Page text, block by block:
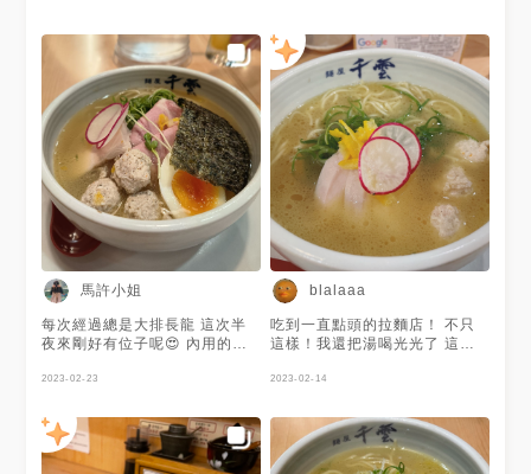
#yummyfood #foodstagram
#instafood #eeeeeats #台北
美食 #波波打卡 #波波發胖 #吃
貨 #吃貨人生 #吃貨日記 #吃貨
女孩 #吃貨日常 #美食
#foodpics #4foodieforfoodie
#taipeifood #foodie
#popdaily #howsayhow
#howsaylove #cafe
#popyummy
#foodphotography
#popyummy台北
#taipeifoodie #drink
#dessert #girlstalk美食
#girltalk打卡 #tagsis
淡一點的口味以免吃不下，不過
事實證明我好像不夠了解自己，
我真的不喜歡柚子🥲而且我好像
真的對雞肉丸子很有意見，原來
純度高(?)的雞絞肉做成丸子會
這麼乾ಥ_ಥ 撇除以上，至少麵
本身會煮得偏硬、叉燒給的蠻大
方看了心情就頗舒爽(而且吃不
出舒肥叉燒的怪味讚讚) 喔btw
碗裡那個叫對切半熟水煮蛋，絕
對不准跟我說它是溏心蛋^^ 🥟
豬肉煎餃 超級恐怖，一咬下去
衝進嘴巴的是香菜的味道，而且
絞肉被處理得一點口感都沒有
了，有點接近軟爛，恐怖再加級
另外豬本身的味道(不確定是不
是腥味)偏重，加了餃子醬也壓
中矩，雞肉醃得頗入味，不過我
不會特地過來一趟，不過如果有
經過的話會想來解鎖濃厚雞白湯
Btw #GUA察筆記 ．店家的制
柚香拉麵 紫蘇雞肉煎餃：3* 滿
滿紫蘇味道，還有吃到整顆餃子
沒有口感，感覺雞肉餡比較少。
後來其他顆有比較好一點，但就
是完全沒雞肉味道 叉燒飯：
3.5* 炭火味很重的小小塊骰子
牛，牛是牛飯是飯感覺就只是放
在一起，可能喝酒會比較享受這
種炭火味。但這種完全分開的我
不行 便利性：5* 附近有市民大
道停車場，走一下路而已，重點
是開到2:00am 環境：4.5* 整
體算乾淨，但吧台下一堆抹布賽
在下面，看起來是廚房的水往外
漏小扣分
馬許小姐
每次經過總是大排長龍 這次半
夜來剛好有位子呢😍 內用的拉
密配方一樣神祕） 很特別的雞
麵店吃不到的 拉麵族必嚐一次
看看👍🏻
2023-02-23
blalaaa
吃到一直點頭的拉麵店！ 不只
這樣！我還把湯喝光光了 這個
2023-02-14